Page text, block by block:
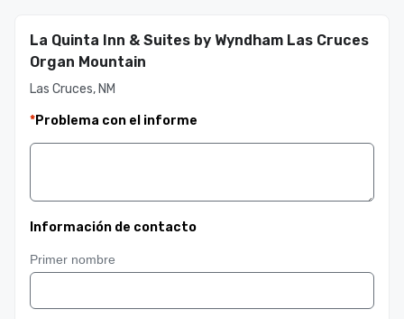
La Quinta Inn & Suites by Wyndham Las Cruces
Organ Mountain
Las Cruces, NM
*Problema con el informe
Información de contacto
Primer nombre